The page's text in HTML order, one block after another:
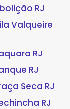
RJ
Valqueire
RJ
RJ
Seca RJ
RJ